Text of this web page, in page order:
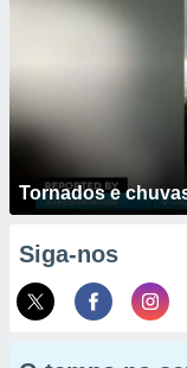
Tornados e
Siga-nos